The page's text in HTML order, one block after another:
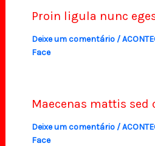
Proin ligula nunc
Deixe um comentário /
Face
Maecenas mattis sed
Deixe um comentário /
Face